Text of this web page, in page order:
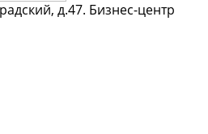
д.47. Бизнес-центр